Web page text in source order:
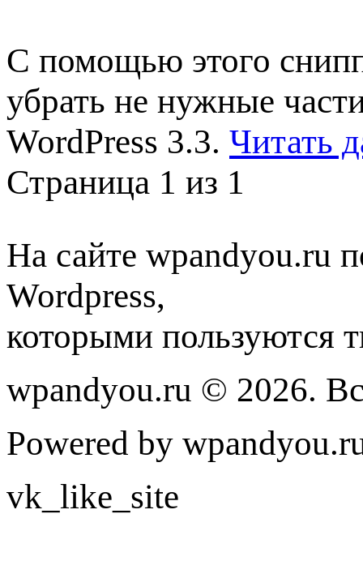
С помощью этого
убрать не нужные
WordPress 3.3. Читать
Страница 1 из 1
На сайте wpandyou.ru
Wordpress,
которыми пользуются
wpandyou.ru © 2026.
Powered by
vk_like_site